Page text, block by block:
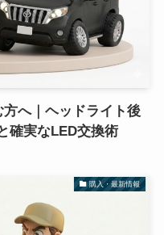
へ｜ヘッドライト後
確実なLED交換術
購入・最新情報